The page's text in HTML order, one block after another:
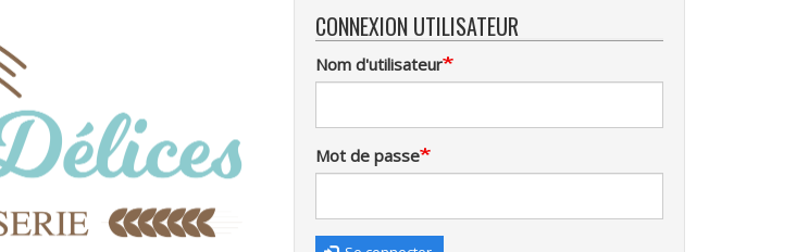
CONNEXION UTILISATEUR
Nom d'utilisateur
Mot de passe